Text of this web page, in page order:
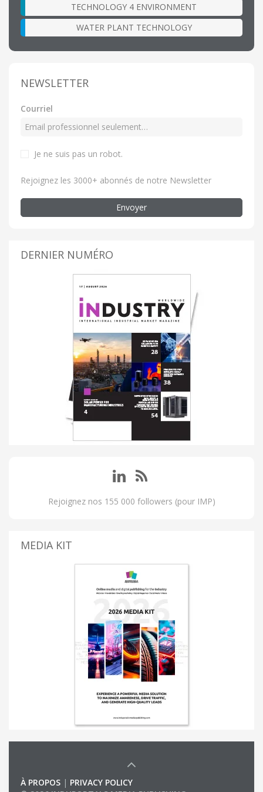
TECHNOLOGY 4 ENVIRONMENT
WATER PLANT TECHNOLOGY
NEWSLETTER
Courriel
Je ne suis pas un robot.
Rejoignez les 3000+ abonnés de notre Newsletter
Envoyer
DERNIER NUMÉRO
Rejoignez nos 155 000 followers (pour IMP)
MEDIA KIT
À PROPOS | PRIVACY POLICY